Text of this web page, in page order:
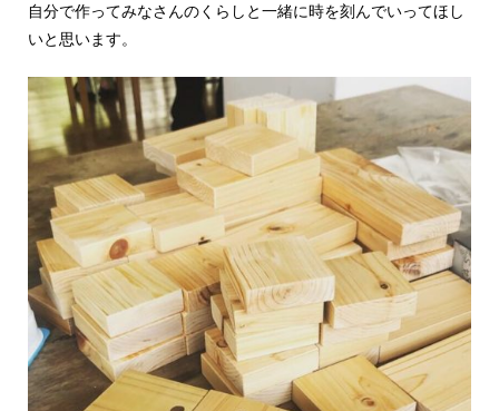
自分で作ってみなさんのくらしと一緒に時を刻んでいってほし
いと思います。